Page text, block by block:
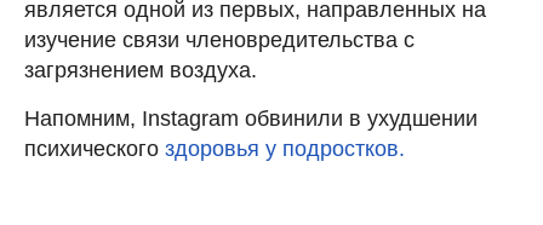
является одной из первых, направленных на
изучение связи членовредительства с
загрязнением воздуха.
Напомним, Instagram обвинили в ухудшении
психического здоровья у подростков.